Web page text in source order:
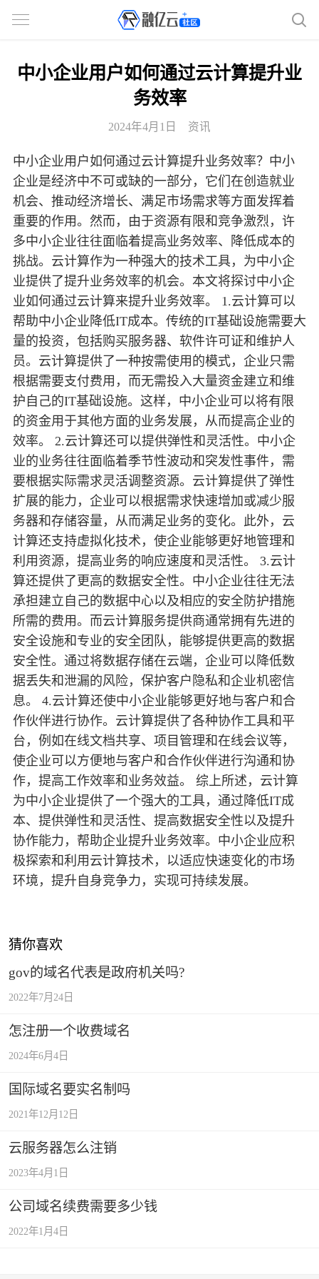
中小企业用户如何通过云计算提升业
务效率
2024年4月1日 资讯
中小企业用户如何通过云计算提升业务效率？中小
企业是经济中不可或缺的一部分，它们在创造就业
机会、推动经济增长、满足市场需求等方面发挥着
重要的作用。然而，由于资源有限和竞争激烈，许
多中小企业往往面临着提高业务效率、降低成本的
挑战。云计算作为一种强大的技术工具，为中小企
业提供了提升业务效率的机会。本文将探讨中小企
业如何通过云计算来提升业务效率。 1.云计算可以
帮助中小企业降低IT成本。传统的IT基础设施需要大
量的投资，包括购买服务器、软件许可证和维护人
员。云计算提供了一种按需使用的模式，企业只需
根据需要支付费用，而无需投入大量资金建立和维
护自己的IT基础设施。这样，中小企业可以将有限
的资金用于其他方面的业务发展，从而提高企业的
效率。 2.云计算还可以提供弹性和灵活性。中小企
业的业务往往面临着季节性波动和突发性事件，需
要根据实际需求灵活调整资源。云计算提供了弹性
扩展的能力，企业可以根据需求快速增加或减少服
务器和存储容量，从而满足业务的变化。此外，云
计算还支持虚拟化技术，使企业能够更好地管理和
利用资源，提高业务的响应速度和灵活性。 3.云计
算还提供了更高的数据安全性。中小企业往往无法
承担建立自己的数据中心以及相应的安全防护措施
所需的费用。而云计算服务提供商通常拥有先进的
安全设施和专业的安全团队，能够提供更高的数据
安全性。通过将数据存储在云端，企业可以降低数
据丢失和泄漏的风险，保护客户隐私和企业机密信
息。 4.云计算还使中小企业能够更好地与客户和合
作伙伴进行协作。云计算提供了各种协作工具和平
台，例如在线文档共享、项目管理和在线会议等，
使企业可以方便地与客户和合作伙伴进行沟通和协
作，提高工作效率和业务效益。 综上所述，云计算
为中小企业提供了一个强大的工具，通过降低IT成
本、提供弹性和灵活性、提高数据安全性以及提升
协作能力，帮助企业提升业务效率。中小企业应积
极探索和利用云计算技术，以适应快速变化的市场
环境，提升自身竞争力，实现可持续发展。
猜你喜欢
gov的域名代表是政府机关吗?
2022年7月24日
怎注册一个收费域名
2024年6月4日
国际域名要实名制吗
2021年12月12日
云服务器怎么注销
2023年4月1日
公司域名续费需要多少钱
2022年1月4日